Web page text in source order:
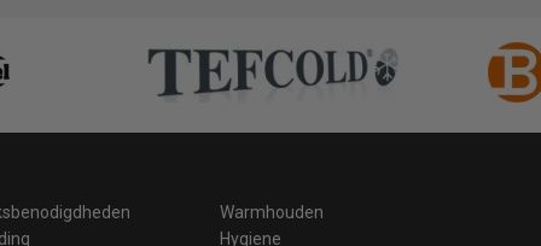
Warmhouden
Hygiene